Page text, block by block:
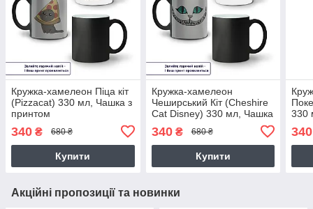
Кружка-хамелеон Піца кіт
(Pizzacat) 330 мл, Чашка з
принтом
340 ₴ 680 ₴
Купити
Кружка-хамелеон
Чеширський Кіт (Cheshire
Cat Disney) 330 мл, Чашка
340₴ 680 ₴
Купити
330
340
Акційні пропозиції та новинки